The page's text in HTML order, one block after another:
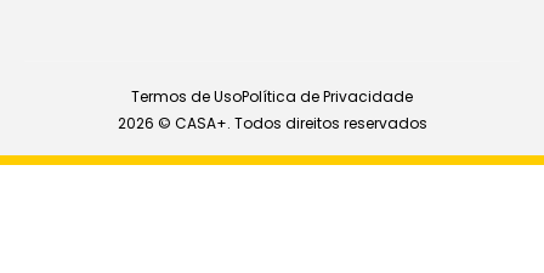
2026 © CASA+. Todos direitos reservados
Termos de UsoPolítica de Privacidade